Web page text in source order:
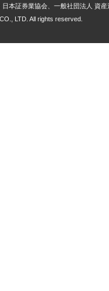
証券業協会、一般社団法人 資
LTD. All rights reserved.